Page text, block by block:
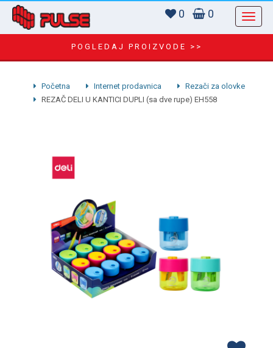
0 0
POGLEDAJ PROIZVODE >>
Početna Internet prodavnica
Rezači za olovke
REZAČ DELI U KANTICI DUPLI (sa dve rupe) EH558